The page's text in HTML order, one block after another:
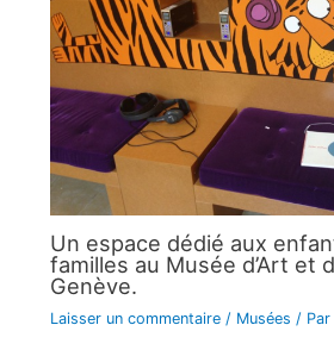
Un espace dédié aux
familles au Musée d’Art et
Genève.
Laisser un commentaire / Musées / Par